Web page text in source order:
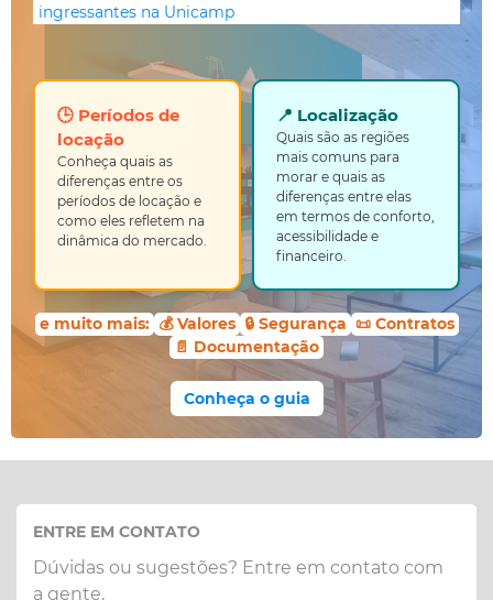
ingressantes na Unicamp
🕒 Períodos de
locação
Conheça quais as
diferenças entre os
períodos de locação e
como eles refletem na
dinâmica do mercado.
📍 Localização
Quais são as regiões
mais comuns para
morar e quais as
diferenças entre elas
em termos de conforto,
acessibilidade e
financeiro.
e muito mais: 💰 Valores 🔒 Segurança 📜 Contratos
📄 Documentação
Conheça o guia
ENTRE EM CONTATO
Dúvidas ou sugestões? Entre em contato com
a gente.